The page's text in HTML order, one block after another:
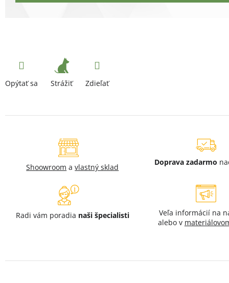
Opýtať sa Strážiť Zdieľať
Shoowroom avlastný sklad
Doprava zadarmo
Radi vám poradia naši špecialisti
Veľa informácií na
alebo v